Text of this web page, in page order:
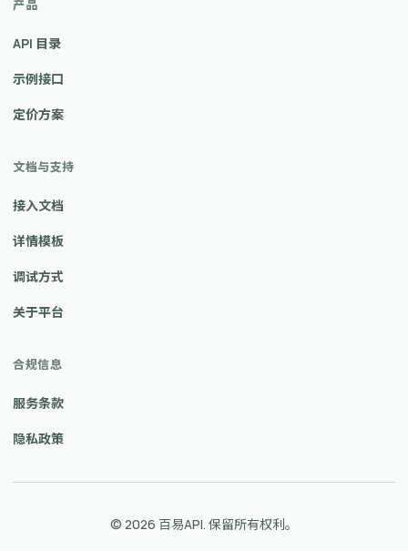
产品
API 目录
示例接口
定价方案
文档与支持
接入文档
详情模板
调试方式
关于平台
合规信息
服务条款
隐私政策
© 2026 百易API. 保留所有权利。